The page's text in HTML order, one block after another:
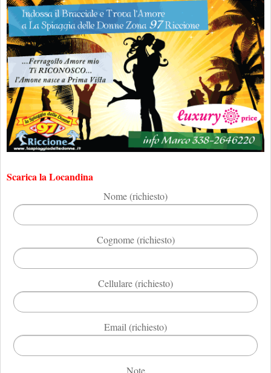
Scarica la Locandina
Nome (richiesto)
Cognome (richiesto)
Cellulare (richiesto)
Email (richiesto)
Note